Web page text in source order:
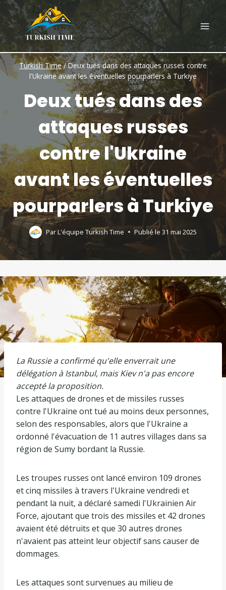
Skip
to
content
Turkish Time/Deux tués dans des attaques russes contre
l'Ukraine avant les éventuelles pourparlers à Turkiye
Deux tués dans des
attaques russes
contre l'Ukraine
avant les éventuelles
pourparlers à Turkiye
ParL'équipe Turkish Time Publié le 31 mai 2025
La Russie a confirmé qu'elle enverrait une
délégation à Istanbul, mais Kiev n'a pas encore
accepté la proposition.
Les attaques de drones et de missiles russes
contre l'Ukraine ont tué au moins deux personnes,
selon des responsables, alors que l'Ukraine a
ordonné l'évacuation de 11 autres villages dans sa
région de Sumy bordant la Russie.
Les troupes russes ont lancé environ 109 drones
et cinq missiles à travers l'Ukraine vendredi et
pendant la nuit, a déclaré samedi l'Ukrainien Air
Force, ajoutant que trois des missiles et 42 drones
avaient été détruits et que 30 autres drones
n'avaient pas atteint leur objectif sans causer de
dommages.
Les attaques sont survenues au milieu de